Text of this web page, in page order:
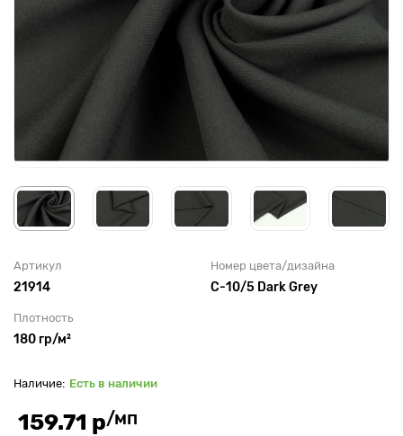
Артикул
21914
Номер цвета/дизайна
С-10/5 Dark Grey
Плотность
180 гр/м²
Есть в наличии
159.71 р/мп